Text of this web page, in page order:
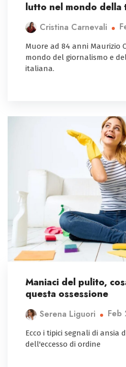
lutto nel mondo della
Cristina Carnevali
Muore ad 84 anni Maurizio
mondo del giornalismo e
italiana.
Maniaci del pulito,
questa ossessione
Serena Liguori Feb
Ecco i tipici segnali di ansia
dell'eccesso di ordine